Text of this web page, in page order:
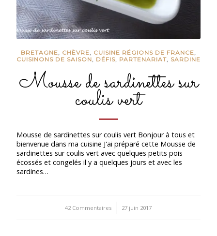
BRETAGNE, CHÈVRE, CUISINE RÉGIONS DE FRANCE,
CUISINONS DE SAISON, DÉFIS, PARTENARIAT, SARDINE
Mousse de sardinettes sur
coulis vert
Mousse de sardinettes sur coulis vert Bonjour à tous et
bienvenue dans ma cuisine J'ai préparé cette Mousse de
sardinettes sur coulis vert avec quelques petits pois
écossés et congelés il y a quelques jours et avec les
sardines…
42 Commentaires
/ 27 juin 2017